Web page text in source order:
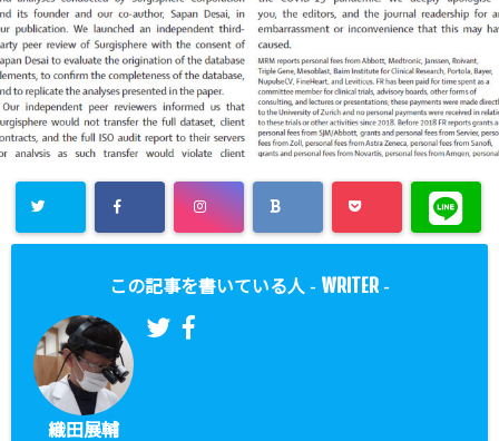
この記事を書いている人 - WRITER -
織田展輔